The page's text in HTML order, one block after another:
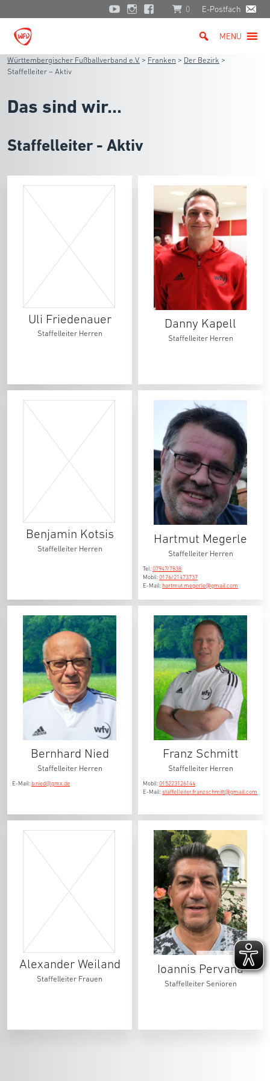
0 E-Postfach
MENU
Württembergischer Fußballverband e.V. > Franken > Der Bezirk >
Staffelleiter – Aktiv
Das sind wir...
Staffelleiter - Aktiv
Uli Friedenauer
Staffelleiter Herren
Danny Kapell
Staffelleiter Herren
Benjamin Kotsis
Staffelleiter Herren
Hartmut Megerle
Staffelleiter Herren
Tel:07947/7838
Mobil:0176/21473737
E-Mail: hartmut.megerle@gmail.com
Bernhard Nied
Staffelleiter Herren
E-Mail: b.nied@gmx.de
Franz Schmitt
Staffelleiter Herren
Mobil:015223126144
E-Mail:staffelleiter.franzschmitt@gmail.com
Alexander Weiland
Staffelleiter Frauen
© Joannis Pervana
Ioannis Pervana
Staffelleiter Senioren